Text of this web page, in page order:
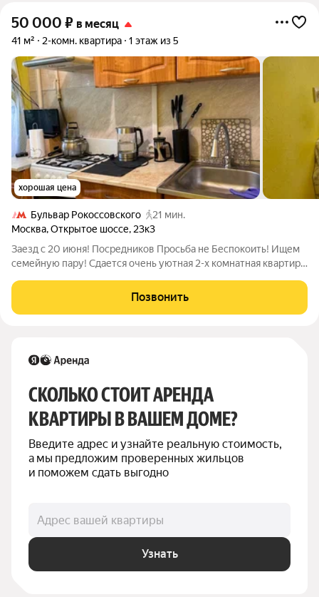
50 000 ₽ в месяц
41 м² 2-комн. квартира 1 этаж из 5
хорошая цена
Бульвар Рокоссовского
21 мин.
Москва,Открытое шоссе, 23к3
Заезд с 20 июня! Посредников Просьба не Беспокоить! Ищем
семейную пару! Сдается очень уютная 2-х комнатная квартира,
общей площадью 41 кв.м. (комнаты 18 и 9, кухня 6 кв.м.),
находящая по
Позвонить
СКОЛЬКО СТОИТ АРЕНДА
КВАРТИРЫ В ВАШЕМ ДОМЕ?
Введите адрес и узнайте реальную стоимость,
а мы предложим проверенных жильцов
и поможем сдать выгодно
Адрес вашей квартиры
Узнать